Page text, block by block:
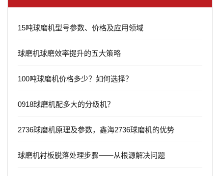
15吨球磨机型号参数、价格及应用领域
球磨机球磨效率提升的五大策略
100吨球磨机价格多少？如何选择？
0918球磨机配多大的分级机？
2736球磨机原理及参数，鑫海2736球磨机的优势
球磨机衬板脱落处理步骤——从根源解决问题